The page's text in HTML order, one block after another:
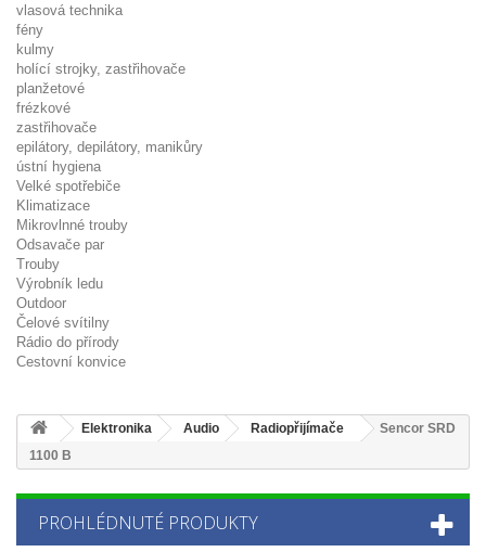
vlasová technika
fény
kulmy
holící strojky, zastřihovače
planžetové
frézkové
zastřihovače
epilátory, depilátory, manikůry
ústní hygiena
Velké spotřebiče
Klimatizace
Mikrovlnné trouby
Odsavače par
Trouby
Výrobník ledu
Outdoor
Čelové svítilny
Rádio do přírody
Cestovní konvice
Elektronika Audio Radiopřijímače
Sencor SRD
1100 B
PROHLÉDNUTÉ PRODUKTY